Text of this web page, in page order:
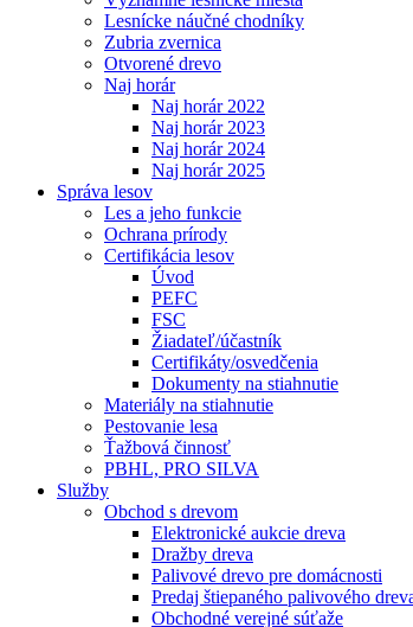
Lesnícke náučné chodníky
Zubria zvernica
Otvorené drevo
Naj horár
Naj horár 2022
Naj horár 2023
Naj horár 2024
Naj horár 2025
Správa lesov
Les a jeho funkcie
Ochrana prírody
Certifikácia lesov
Úvod
PEFC
FSC
Žiadateľ/účastník
Certifikáty/osvedčenia
Dokumenty na stiahnutie
Materiály na stiahnutie
Pestovanie lesa
Ťažbová činnosť
PBHL, PRO SILVA
Služby
Obchod s drevom
Elektronické aukcie dreva
Dražby dreva
Palivové drevo pre domácnosti
Predaj štiepaného palivového
Obchodné verejné súťaže